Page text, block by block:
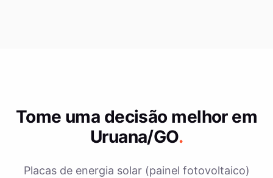
Tome uma decisão melhor em
Uruana/GO.
Placas de energia solar (painel fotovoltaico)